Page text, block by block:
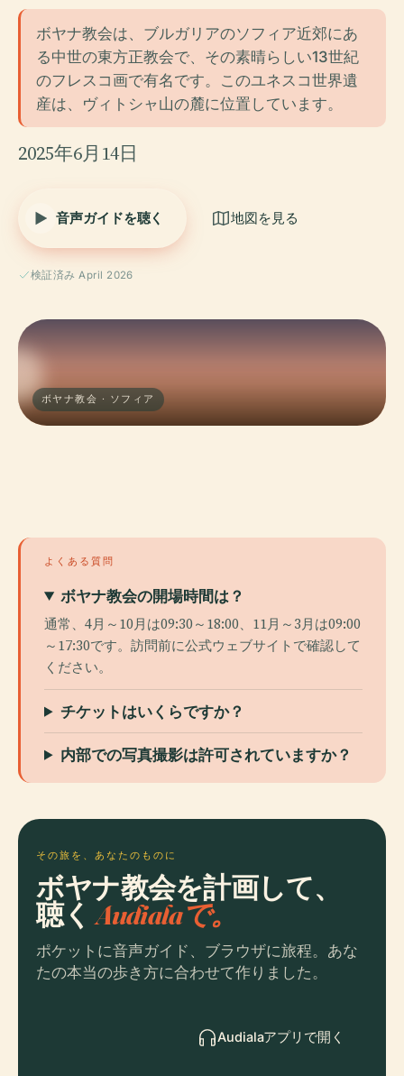
ボヤナ教会は、ブルガリアのソフィア近郊にあ
る中世の東方正教会で、その素晴らしい13世紀
のフレスコ画で有名です。このユネスコ世界遺
産は、ヴィトシャ山の麓に位置しています。
2025年6月14日
音声ガイドを聴く 地図を見る
検証済み April 2026
ボヤナ教会 · ソフィア
よくある質問
ボヤナ教会の開場時間は？
通常、4月～10月は09:30～18:00、11月～3月は09:00
～17:30です。訪問前に公式ウェブサイトで確認して
ください。
チケットはいくらですか？
内部での写真撮影は許可されていますか？
その旅を、あなたのものに
ボヤナ教会を計画して、
聴く Audialaで。
ポケットに音声ガイド、ブラウザに旅程。あな
たの本当の歩き方に合わせて作りました。
Audialaアプリで開く